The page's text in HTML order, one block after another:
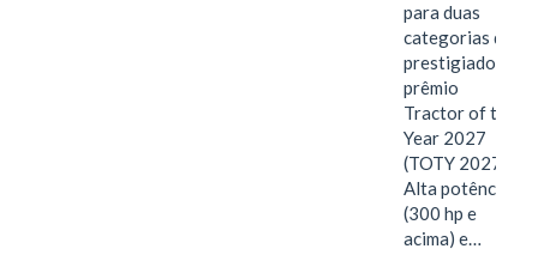
para duas
categorias do
prestigiado
prêmio
Tractor of the
Year 2027
(TOTY 2027:
Alta potência
(300 hp e
acima) e…